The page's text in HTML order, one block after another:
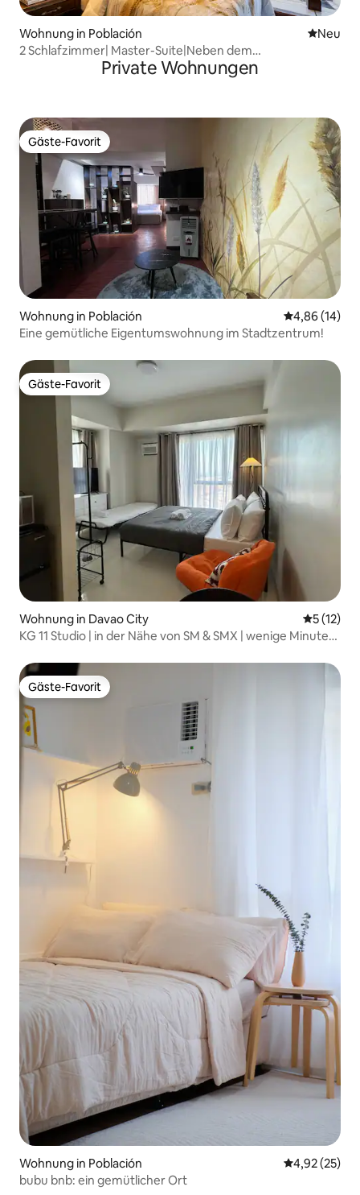
Wohnung in Población Neue
Neu
2 Schlafzimmer| Master-Suite|Neben dem
Einkaufszentrum |Blick auf Samal|Schlafplätze für 5
Private Wohnungen
Gäste-Favorit
Gäste-Favorit
Wohnung in Población
4,86 (14)
Eine gemütliche Eigentumswohnung im Stadtzentrum!
Gäste-Favorit
Gäste-Favorit
Wohnung in Davao City
5 (12)
KG 11 Studio | in der Nähe von SM & SMX | wenige Minuten
Gäste-Favorit
Gäste-Favorit
Wohnung in Población
4,92 (25)
bubu bnb: ein gemütlicher Ort